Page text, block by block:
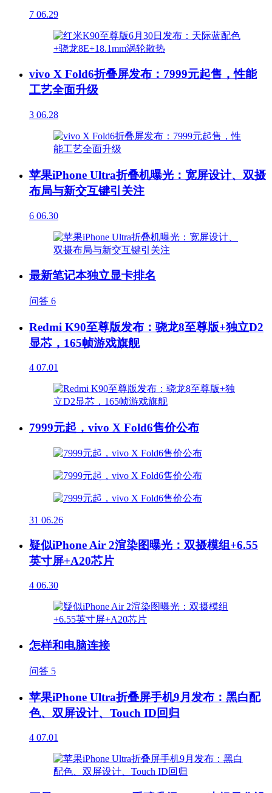
7 06.29
vivo X Fold6折叠屏发布：7999元起售，性能
工艺全面升级
3 06.28
苹果iPhone Ultra折叠机曝光：宽屏设计、双摄
布局与新交互键引关注
6 06.30
最新笔记本独立显卡排名
问答 6
Redmi K90至尊版发布：骁龙8至尊版+独立D2
显芯，165帧游戏旗舰
4 07.01
7999元起，vivo X Fold6售价公布
31 06.26
疑似iPhone Air 2渲染图曝光：双摄模组+6.55
英寸屏+A20芯片
4 06.30
怎样和电脑连接
问答 5
苹果iPhone Ultra折叠屏手机9月发布：黑白配
色、双屏设计、Touch ID回归
4 07.01